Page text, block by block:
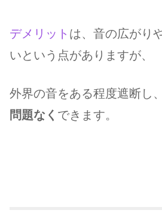
デメリット は、音の広がり
いという点がありますが、
外界の音をある程度遮断し、
問題なく できます。